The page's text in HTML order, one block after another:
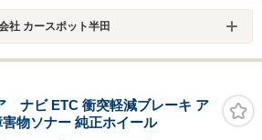
社 カースポット半田
ナビ ETC 衝突軽減ブレーキ ア
イドリングストップ 障害物ソナー 純正ホイール